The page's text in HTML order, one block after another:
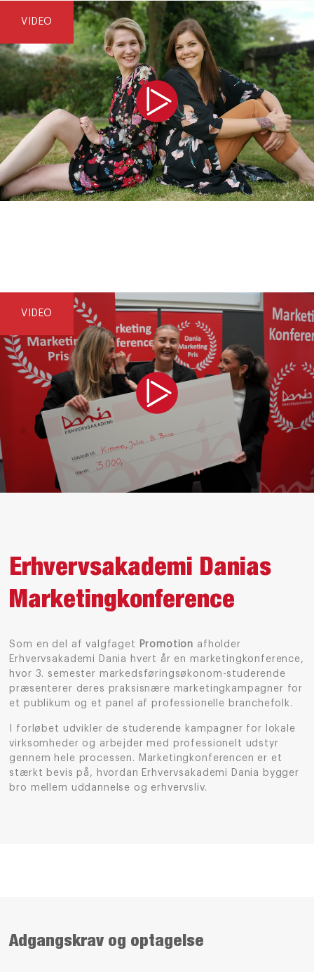
VIDEO
VIDEO
Erhvervsakademi Danias
Marketingkonference
Som en del af valgfaget Promotion afholder
Erhvervsakademi Dania hvert år en marketingkonference,
hvor 3. semester markedsføringsøkonom-studerende
præsenterer deres praksisnære marketingkampagner for
et publikum og et panel af professionelle branchefolk.
I forløbet udvikler de studerende kampagner for lokale
virksomheder og arbejder med professionelt udstyr
gennem hele processen. Marketingkonferencen er et
stærkt bevis på, hvordan Erhvervsakademi Dania bygger
bro mellem uddannelse og erhvervsliv.
Adgangskrav og optagelse